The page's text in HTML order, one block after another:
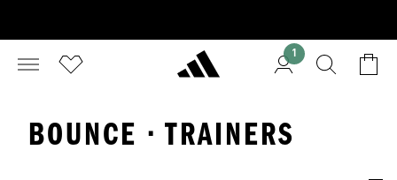
1
BOUNCE · TRAINERS